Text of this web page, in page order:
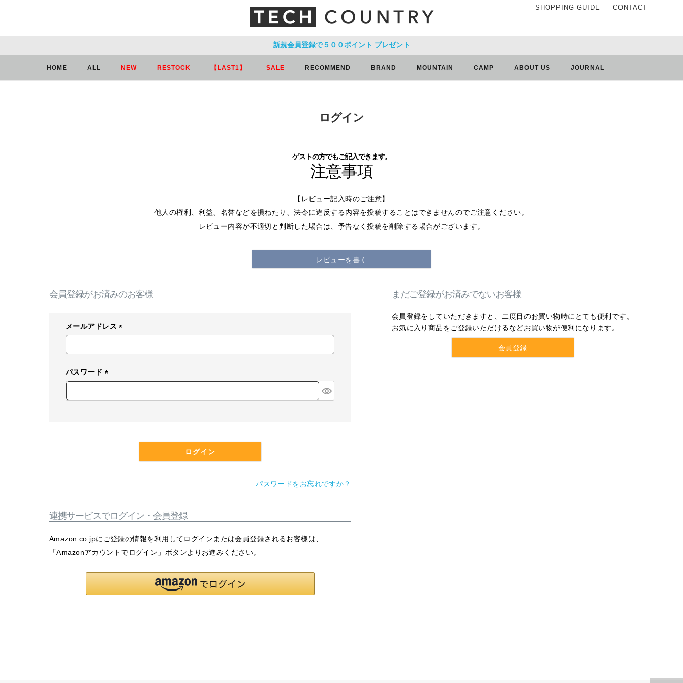
SHOPPING GUIDE CONTACT
新規会員登録で５００ポイント プレゼント
HOME ALL NEW RESTOCK 【LAST1】 SALE RECOMMEND BRAND MOUNTAIN CAMP ABOUT US JOURNAL
ログイン
ゲストの方でもご記入できます。
注意事項
【レビュー記入時のご注意】
他人の権利、利益、名誉などを損ねたり、法令に違反する内容を投稿することはできませんのでご注意ください。
レビュー内容が不適切と判断した場合は、予告なく投稿を削除する場合がございます。
レビューを書く
会員登録がお済みのお客様
メールアドレス
必
パスワード
ログイン
パスワードをお忘れですか？
連携サービスでログイン・会員登録
Amazon.co.jpにご登録の情報を利用してログインまたは会員登録されるお客様は、
「Amazonアカウントでログイン」ボタンよりお進みください。
まだご登録がお済みでないお客様
会員登録をしていただきますと、二度目のお買い物時にとても便利です。
お気に入り商品をご登録いただけるなどお買い物が便利になります。
会員登録